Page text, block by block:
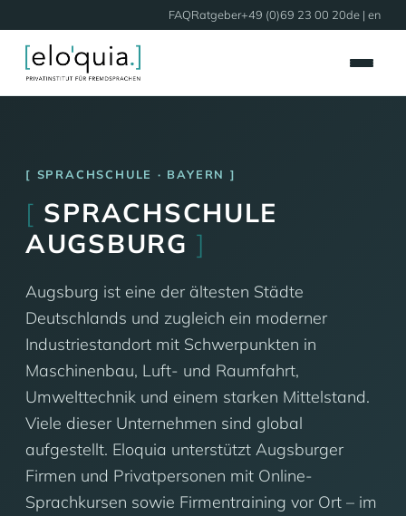
FAQRatgeber+49 (0)69 23 00 20de | en
SPRACHSCHULE · BAYERN
[ SPRACHSCHULE
AUGSBURG ]
Augsburg ist eine der ältesten Städte
Deutschlands und zugleich ein moderner
Industriestandort mit Schwerpunkten in
Maschinenbau, Luft- und Raumfahrt,
Umwelttechnik und einem starken Mittelstand.
Viele dieser Unternehmen sind global
aufgestellt. Eloquia unterstützt Augsburger
Firmen und Privatpersonen mit Online-
Sprachkursen sowie Firmentraining vor Ort – im